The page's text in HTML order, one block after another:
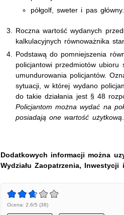
półgolf, sweter i pas główny.
Roczna wartość wydanych
kalkulacyjnych równoważnika
Podstawą do pomniejszenia
policjantowi przedmiotów ubioru
umundurowania policjantów.
sytuacji, w której wydano
do takie działania jest § 48
Policjantom można wydać na
posiadają one wartość użytkową
Dodatkowych informacji można
Wydziału Zaopatrzenia,
Ocena: 2.6/5 (38)